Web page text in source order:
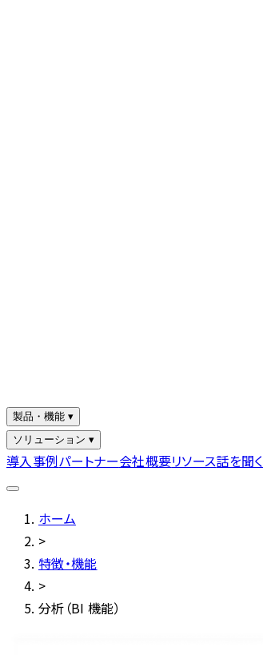
製品・機能 ▾
ソリューション ▾
導入事例パートナー会社概要リソース話を聞く
ホーム
>
特徴・機能
>
分析（BI 機能）